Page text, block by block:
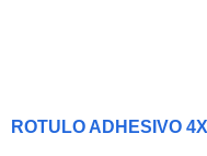
ROTULO ADHESIVO